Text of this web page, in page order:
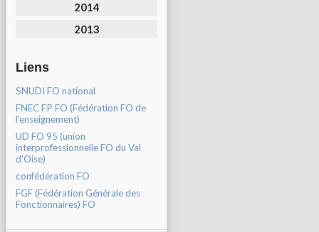
2014
2013
Liens
SNUDI FO national
FNEC FP FO (Fédération FO de
l'enseignement)
UD FO 95 (union
interprofessionnelle FO du Val
d'Oise)
confédération FO
FGF (Fédération Générale des
Fonctionnaires) FO